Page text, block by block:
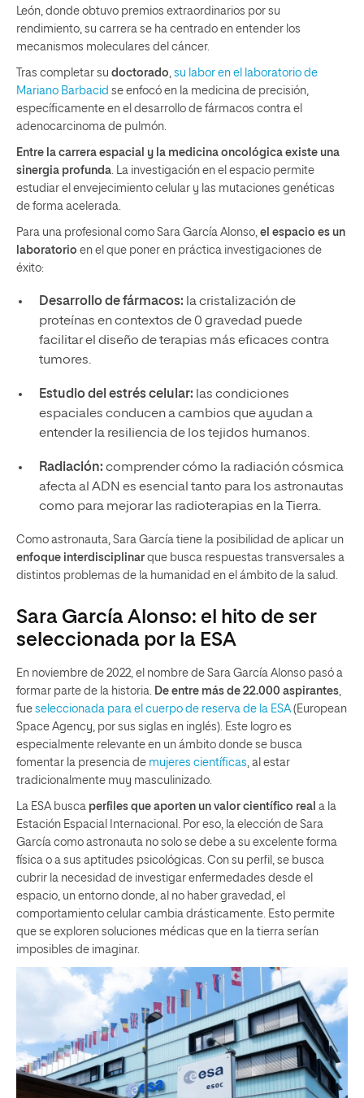
León, donde obtuvo premios extraordinarios por su
rendimiento, su carrera se ha centrado en entender los
mecanismos moleculares del cáncer.
Tras completar su doctorado su labor en el laboratorio de
Mariano Barbacid se enfocó en la medicina de precisión,
específicamente en el desarrollo de fármacos contra el
adenocarcinoma de pulmón.
Entre la carrera espacial y la medicina oncológica existe una
sinergia profunda . La investigación en el espacio permite
estudiar el envejecimiento celular y las mutaciones genéticas
de forma acelerada.
Para una profesional como Sara García Alonso, el espacio es un
laboratorio en el que poner en práctica investigaciones de
éxito:
Desarrollo de fármacos: la cristalización de
proteínas en contextos de 0 gravedad puede
facilitar el diseño de terapias más eficaces contra
tumores.
Estudio del estrés celular: las condiciones
espaciales conducen a cambios que ayudan a
entender la resiliencia de los tejidos humanos.
Radiación: comprender cómo la radiación cósmica
afecta al ADN es esencial tanto para los astronautas
como para mejorar las radioterapias en la Tierra.
Como astronauta, Sara García tiene la posibilidad de aplicar un
enfoque interdisciplinar que busca respuestas transversales a
distintos problemas de la humanidad en el ámbito de la salud.
Sara García Alonso: el hito de ser
seleccionada por la ESA
En noviembre de 2022, el nombre de Sara García Alonso pasó a
formar parte de la historia.
De entre más de 22.000 aspirantes
fue seleccionada para el cuerpo de reserva de la ESA (European
Space Agency, por sus siglas en inglés). Este logro es
especialmente relevante en un ámbito donde se busca
fomentar la presencia de mujeres científicas , al estar
tradicionalmente muy masculinizado.
La ESA busca perfiles que aporten un valor científico real a la
Estación Espacial Internacional. Por eso, la elección de Sara
García como astronauta no solo se debe a su excelente forma
física o a sus aptitudes psicológicas. Con su perfil, se busca
cubrir la necesidad de investigar enfermedades desde el
espacio, un entorno donde, al no haber gravedad, el
comportamiento celular cambia drásticamente. Esto permite
que se exploren soluciones médicas que en la tierra serían
imposibles de imaginar.